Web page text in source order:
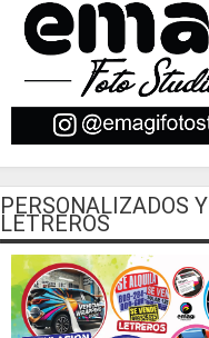
PERSONALIZADOS Y
LETREROS